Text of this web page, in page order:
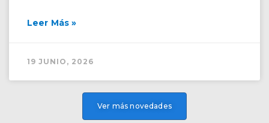
Leer Más »
19 JUNIO, 2026
Ver más novedades